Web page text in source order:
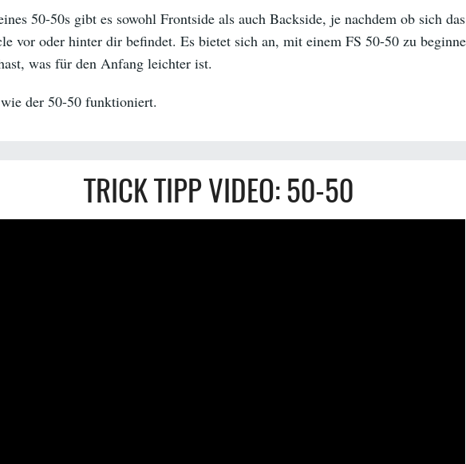
50-50s gibt es sowohl Frontside als auch Backside, je nachdem ob sich
vor oder hinter dir befindet. Es bietet sich an, mit einem FS 50-50 zu
was für den Anfang leichter ist.
der 50-50 funktioniert.
TRICK TIPP VIDEO: 50-50